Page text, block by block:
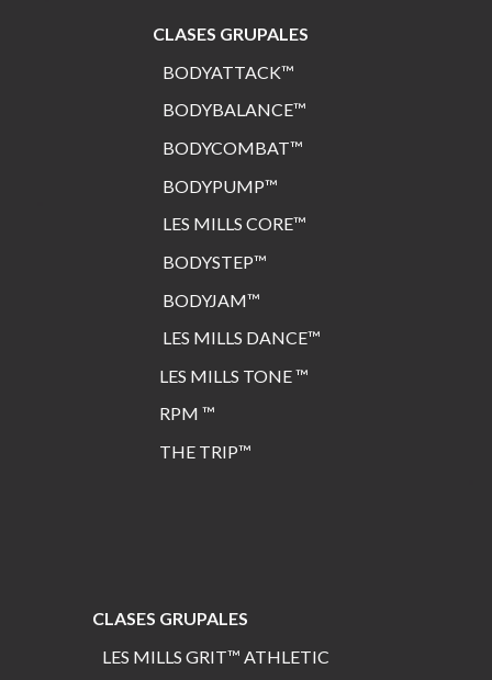
CLASES GRUPALES
BODYATTACK™
BODYBALANCE™
BODYCOMBAT™
BODYPUMP™
LES MILLS CORE™
BODYSTEP™
BODYJAM™
LES MILLS DANCE™
LES MILLS TONE ™
RPM ™
THE TRIP™
CLASES GRUPALES
LES MILLS GRIT™ ATHLETIC